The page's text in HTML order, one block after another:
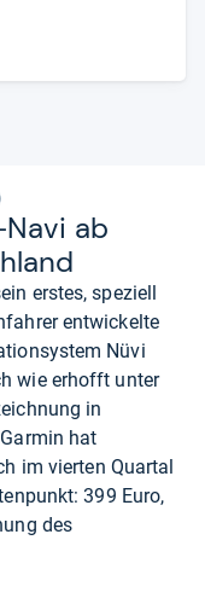
ab
erstes, speziell
entwickelte
Nüvi
wie erhofft unter
in
hat
im vierten Quartal
399 Euro,
des